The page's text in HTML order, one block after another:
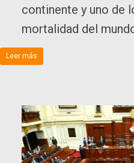
continente y uno de
mortalidad del
Leer más